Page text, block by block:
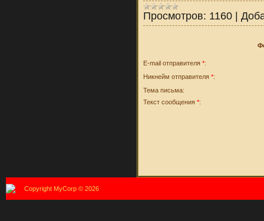
Просмотров: 1160
E-mail отправителя *:
Никнейм отправителя *:
Тема письма:
Текст сообщения *:
Copyright MyCorp © 2026